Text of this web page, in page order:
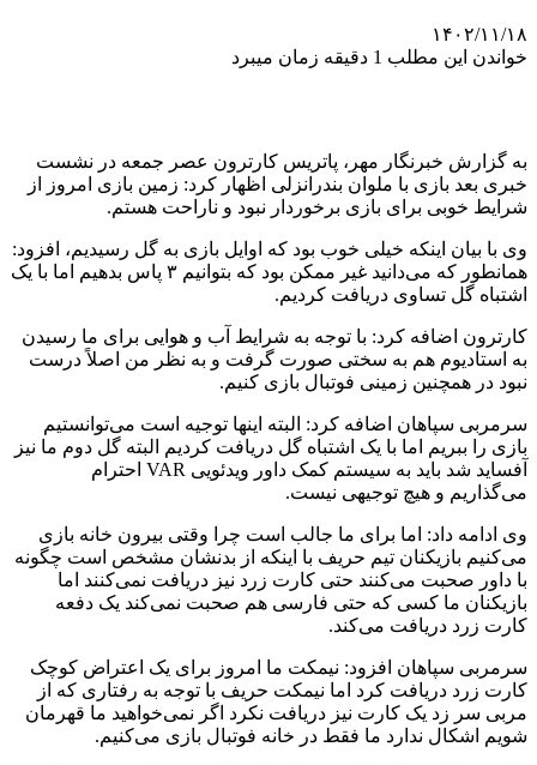
۱۴۰۲/۱۱/۱۸
خواندن این مطلب 1 دقیقه زمان میبرد
به گزارش خبرنگار مهر، پاتریس کارترون عصر جمعه در نشست
خبری بعد بازی با ملوان بندرانزلی اظهار کرد: زمین بازی امروز از
شرایط خوبی برای بازی برخوردار نبود و ناراحت هستم.
وی با بیان اینکه خیلی خوب بود که اوایل بازی به گل رسیدیم، افزود:
همانطور که می‌دانید غیر ممکن بود که بتوانیم ۳ پاس بدهیم اما با یک
اشتباه گل تساوی دریافت کردیم.
کارترون اضافه کرد: با توجه به شرایط آب و هوایی برای ما رسیدن
به استادیوم هم به سختی صورت گرفت و به نظر من اصلاً درست
نبود در همچنین زمینی فوتبال بازی کنیم.
سرمربی سپاهان اضافه کرد: البته اینها توجیه است می‌توانستیم
بازی را ببریم اما با یک اشتباه گل دریافت کردیم البته گل دوم ما نیز
آفساید شد باید به سیستم کمک داور ویدئویی VAR احترام
می‌گذاریم و هیچ توجیهی نیست.
وی ادامه داد: اما برای ما جالب است چرا وقتی بیرون خانه بازی
می‌کنیم بازیکنان تیم حریف با اینکه از بدنشان مشخص است چگونه
با داور صحبت می‌کنند حتی کارت زرد نیز دریافت نمی‌کنند اما
بازیکنان ما کسی که حتی فارسی هم صحبت نمی‌کند یک دفعه
کارت زرد دریافت می‌کند.
سرمربی سپاهان افزود: نیمکت ما امروز برای یک اعتراض کوچک
کارت زرد دریافت کرد اما نیمکت حریف با توجه به رفتاری که از
مربی سر زد یک کارت نیز دریافت نکرد اگر نمی‌خواهید ما قهرمان
شویم اشکال ندارد ما فقط در خانه فوتبال بازی می‌کنیم.